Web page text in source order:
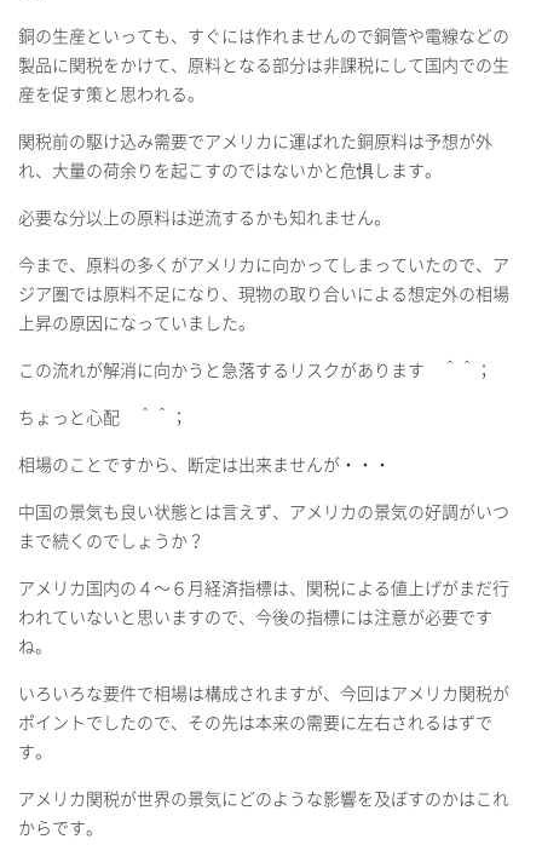
銅の生産といっても、すぐには作れませんので銅管や電線などの
製品に関税をかけて、原料となる部分は非課税にして国内での生
産を促す策と思われる。
関税前の駆け込み需要でアメリカに運ばれた銅原料は予想が外
れ、大量の荷余りを起こすのではないかと危惧します。
必要な分以上の原料は逆流するかも知れません。
今まで、原料の多くがアメリカに向かってしまっていたので、ア
ジア圏では原料不足になり、現物の取り合いによる想定外の相場
上昇の原因になっていました。
この流れが解消に向かうと急落するリスクがあります ＾＾；
ちょっと心配 ＾＾；
相場のことですから、断定は出来ませんが・・・
中国の景気も良い状態とは言えず、アメリカの景気の好調がいつ
まで続くのでしょうか？
アメリカ国内の４～６月経済指標は、関税による値上げがまだ行
われていないと思いますので、今後の指標には注意が必要です
ね。
いろいろな要件で相場は構成されますが、今回はアメリカ関税が
ポイントでしたので、その先は本来の需要に左右されるはずで
す。
アメリカ関税が世界の景気にどのような影響を及ぼすのかはこれ
からです。